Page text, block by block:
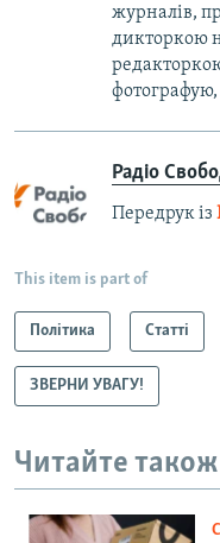
журналів,
дикторкою
Радіо
Передрук із
This item is part of
Політика Статті
ЗВЕРНИ УВАГУ!
Читайте також